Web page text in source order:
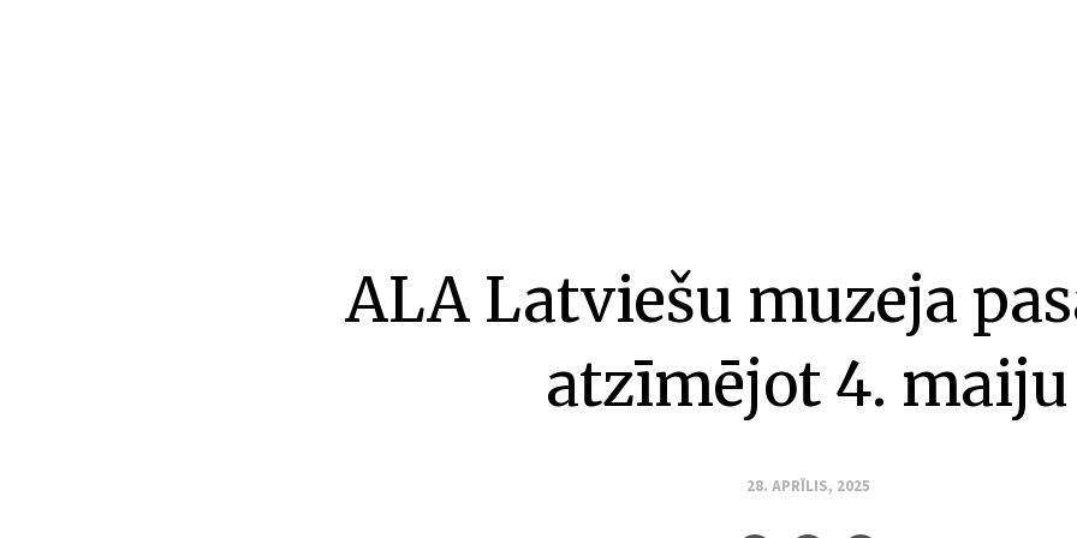
ALA Latviešu muzeja
atzīmējot 4. maiju
28. APRĪLIS, 2025